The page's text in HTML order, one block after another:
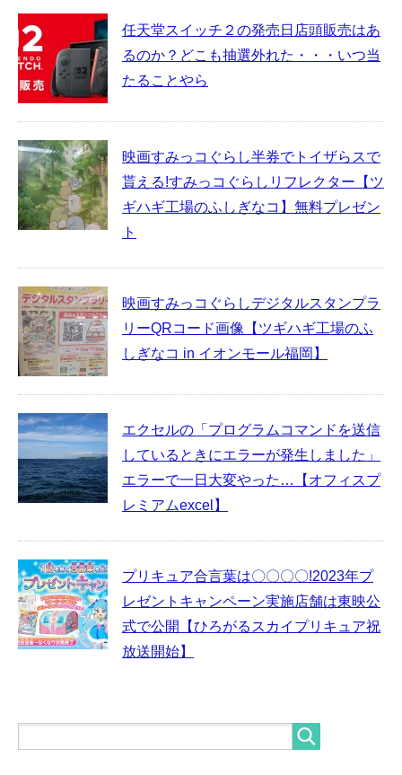
任天堂スイッチ２の発売日店頭販売はあ
るのか？どこも抽選外れた・・・いつ当
たることやら
映画すみっコぐらし半券でトイザらスで
貰える!すみっコぐらしリフレクター【ツ
ギハギ工場のふしぎなコ】無料プレゼン
ト
映画すみっコぐらしデジタルスタンプラ
リーQRコード画像【ツギハギ工場のふ
しぎなコ in イオンモール福岡】
エクセルの「プログラムコマンドを送信
しているときにエラーが発生しました」
エラーで一日大変やった…【オフィスプ
レミアムexcel】
プリキュア合言葉は〇〇〇〇!2023年プ
レゼントキャンペーン実施店舗は東映公
式で公開【ひろがるスカイプリキュア祝
放送開始】